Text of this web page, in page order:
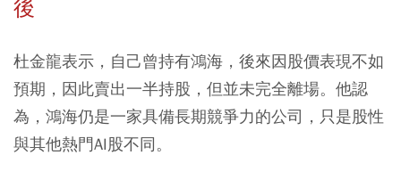
後
杜金龍表示，自己曾持有鴻海，後來因股價表現不如
預期，因此賣出一半持股，但並未完全離場。他認
為，鴻海仍是一家具備長期競爭力的公司，只是股性
與其他熱門AI股不同。